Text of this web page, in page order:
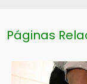
Páginas